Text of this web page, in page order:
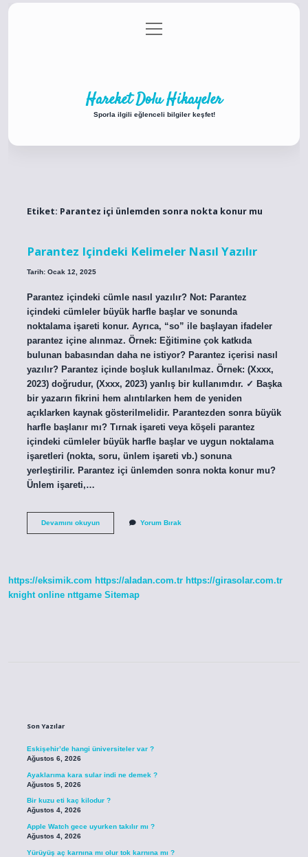
Gizlilik Politikası
menüyü
aç
Hareket Dolu Hikayeler
Sporla ilgili eğlenceli bilgiler keşfet!
Etiket: Parantez içi ünlemden sonra nokta konur mu
Parantez Içindeki Kelimeler Nasıl Yazılır
Tarih: Ocak 12, 2025
Parantez içindeki cümle nasıl yazılır? Not: Parantez
içindeki cümleler büyük harfle başlar ve sonunda
noktalama işareti konur. Ayrıca, “so” ile başlayan ifadeler
parantez içine alınmaz. Örnek: Eğitimine çok katkıda
bulunan babasından daha ne istiyor? Parantez içerisi nasıl
yazılır? Parantez içinde boşluk kullanılmaz. Örnek: (Xxxx,
2023) doğrudur, (Xxxx, 2023) yanlış bir kullanımdır. ✓ Başka
bir yazarın fikrini hem alıntılarken hem de yeniden
açıklarken kaynak gösterilmelidir. Parantezden sonra büyük
harfle başlanır mı? Tırnak işareti veya köşeli parantez
içindeki cümleler büyük harfle başlar ve uygun noktalama
işaretleri (nokta, soru, ünlem işareti vb.) sonuna
yerleştirilir. Parantez içi ünlemden sonra nokta konur mu?
Ünlem işareti,…
Devamını okuyunParantez
Yorum Bırak
https://eksimik.com https://aladan.com.tr https://girasolar.com.tr
knight online nttgame Sitemap
Son Yazılar
Eskişehir’de hangi üniversiteler var ?
Ağustos 6, 2026
Ayaklarıma kara sular indi ne demek ?
Ağustos 5, 2026
Bir kuzu eti kaç kilodur ?
Ağustos 4, 2026
Apple Watch gece uyurken takılır mı ?
Ağustos 4, 2026
Yürüyüş aç karnına mı olur tok karnına mı ?